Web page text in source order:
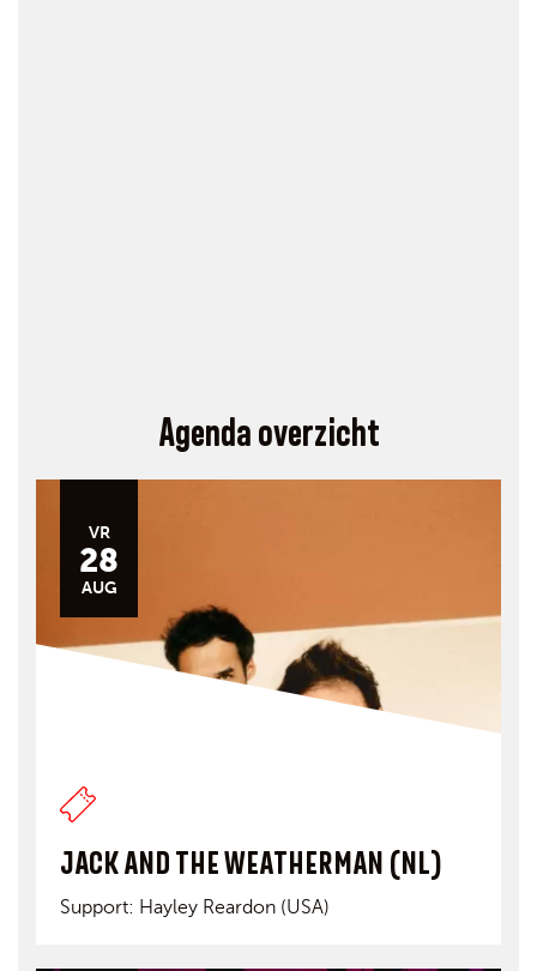
Agenda overzicht
VR
28
AUG
JACK AND THE WEATHERMAN (NL)
Support: Hayley Reardon (USA)